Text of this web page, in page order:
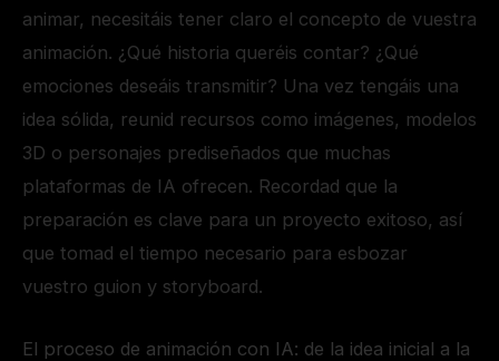
animar, necesitáis tener claro el concepto de vuestra
animación. ¿Qué historia queréis contar? ¿Qué
emociones deseáis transmitir? Una vez tengáis una
idea sólida, reunid recursos como imágenes, modelos
3D o personajes prediseñados que muchas
plataformas de IA ofrecen. Recordad que la
preparación es clave para un proyecto exitoso, así
que tomad el tiempo necesario para esbozar
vuestro guion y storyboard.
El proceso de animación con IA: de la idea inicial a la